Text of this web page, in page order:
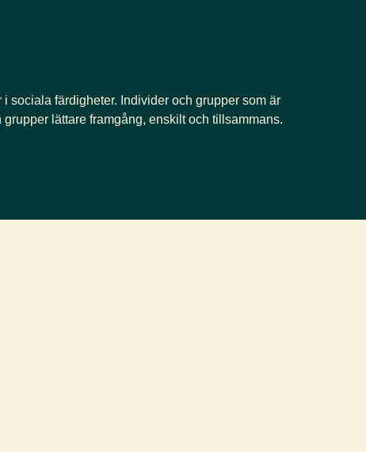
sociala färdigheter. Individer och grupper som är
lättare framgång, enskilt och tillsammans.